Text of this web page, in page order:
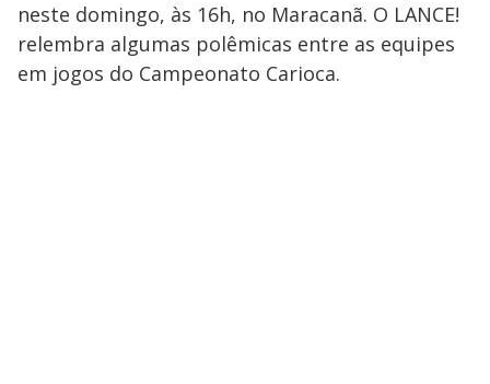
neste domingo, às 16h, no Maracanã. O LANCE!
relembra algumas polêmicas entre as equipes
em jogos do Campeonato Carioca.